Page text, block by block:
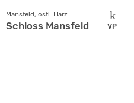
VP
Mansfeld, östl. Harz
Schloss Mansfeld